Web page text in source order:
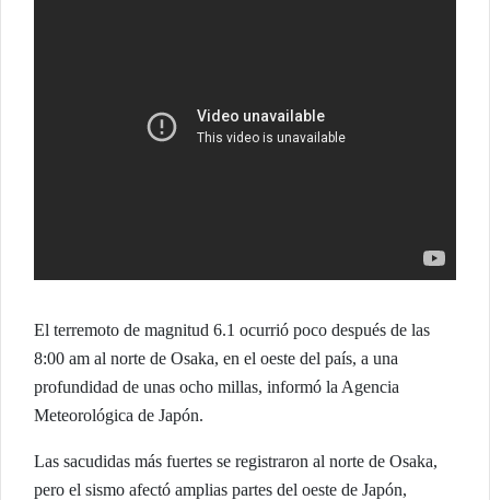
El terremoto de magnitud 6.1 ocurrió poco después de las
8:00 am al norte de Osaka, en el oeste del país, a una
profundidad de unas ocho millas, informó la Agencia
Meteorológica de Japón.
Las sacudidas más fuertes se registraron al norte de Osaka,
pero el sismo afectó amplias partes del oeste de Japón,